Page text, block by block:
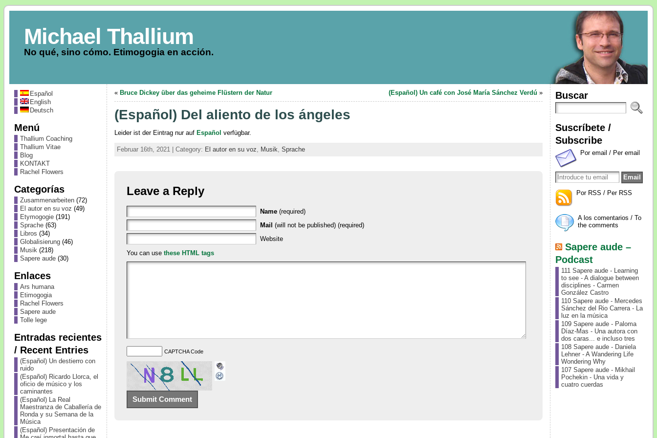
Michael Thallium
No qué, sino cómo. Etimogogia en acción.
Español
English
Deutsch
Menú
Thallium Coaching
Thallium Vitae
Blog
KONTAKT
Rachel Flowers
Categorías
Zusammenarbeiten(72)
El autor en su voz (49)
Etymogogie(191)
Sprache(63)
Libros (34)
Globalisierung(46)
Musik(218)
Sapere aude(30)
Enlaces
Ars humana
Etimogogia
Rachel Flowers
Sapere aude
Tolle lege
Entradas recientes
/ Recent Entries
(Español) Un destierro con
ruido
(Español) Ricardo Llorca, el
oficio de músico y los
caminantes
(Español) La Real
Maestranza de Caballería de
Ronda y su Semana de la
Música
(Español) Presentación de
« Bruce Dickey über das geheime Flüstern der Natur (Español) Un café con José María Sánchez Verdú »
(Español) Del aliento de los ángeles
Leider ist der Eintrag nur auf Español verfügbar.
Februar 16th, 2021 | Category: El autor en su voz Musik Sprache
Leave a Reply
Name (required)
Mail (will not be published) (required)
Website
You can use these HTML tags
CAPTCHA Code
Buscar
Suscríbete /
Subscribe
Por email / Per email
Por RSS / Per RSS
A los comentarios / To
the comments
Sapere aude –
Podcast
111 Sapere aude - Learning
to see - A dialogue between
disciplines - Carmen
González Castro
110 Sapere aude - Mercedes
Sánchez del Rio Carrera - La
luz en la música
109 Sapere aude - Paloma
Díaz-Mas - Una autora con
dos caras... e incluso tres
108 Sapere aude - Daniela
Lehner - A Wandering Life
Wondering Why
107 Sapere aude - Mikhail
Pochekin - Una vida y
cuatro cuerdas